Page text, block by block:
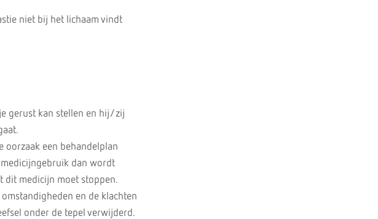
niet bij het lichaam vindt
gerust kan stellen en hij/zij
een behandelplan
dan wordt
dit medicijn moet stoppen.
en de klachten
onder de tepel verwijderd.